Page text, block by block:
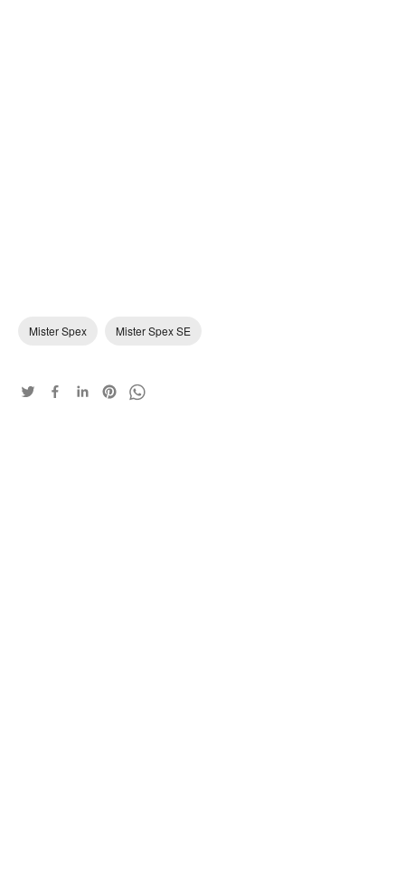
Mister Spex Mister Spex SE